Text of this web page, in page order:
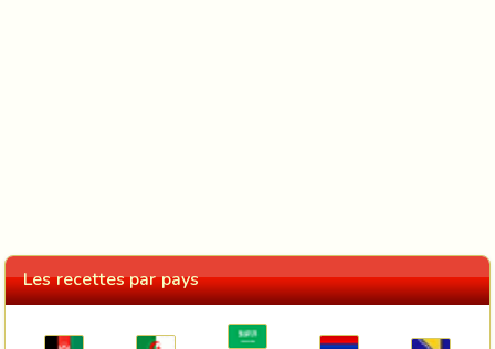
Les recettes par pays